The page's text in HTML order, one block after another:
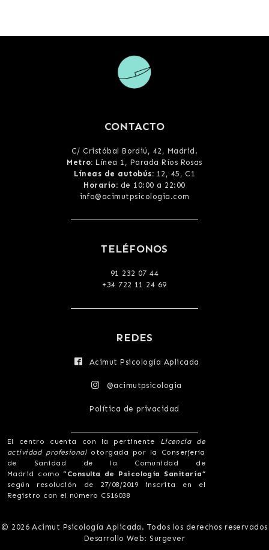
CONTACTO
C/ Cristóbal Bordiú, 42, Madrid .
Metro: Línea 1, Parada Ríos Rosas
Líneas de autobús: 12, 45, C1
Horario: de 10:00 a 22:00
info@acimutpsicologia.com
TELÉFONOS
91 232 07 44
+34 722 11 24 69
REDES
Acimut Psicología Aplicada
@acimutpsicologia
Política de privacidad
El centro cuenta con la pertinente
Licencia de
actividad profesionalotorgada por la Conserjería
de Sanidad de la Comunidad de
Madrid como“Consulta de Psicología Sanitaria”
según resolución de 27/08/2019 inscrita en el
Registro con el número CS16038
© 2026 Acimut Psicología Aplicada. Todos los derechos reservados
Desarrollo Web:Surgever